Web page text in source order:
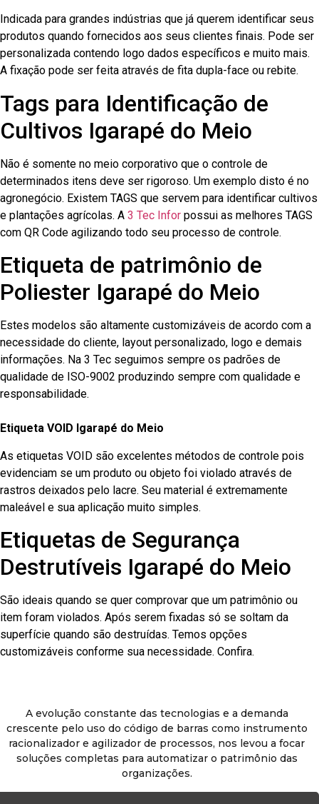
Indicada para grandes indústrias que já querem identificar seus
produtos quando fornecidos aos seus clientes finais. Pode ser
personalizada contendo logo dados específicos e muito mais.
A fixação pode ser feita através de fita dupla-face ou rebite.
Tags para Identificação de
Cultivos Igarapé do Meio
Não é somente no meio corporativo que o controle de
determinados itens deve ser rigoroso. Um exemplo disto é no
agronegócio. Existem TAGS que servem para identificar cultivos
e plantações agrícolas. A 3 Tec Infor possui as melhores TAGS
com QR Code agilizando todo seu processo de controle.
Etiqueta de patrimônio de
Poliester Igarapé do Meio
Estes modelos são altamente customizáveis de acordo com a
necessidade do cliente, layout personalizado, logo e demais
informações. Na 3 Tec seguimos sempre os padrões de
qualidade de ISO-9002 produzindo sempre com qualidade e
responsabilidade.
Etiqueta VOID Igarapé do Meio
As etiquetas VOID são excelentes métodos de controle pois
evidenciam se um produto ou objeto foi violado através de
rastros deixados pelo lacre. Seu material é extremamente
maleável e sua aplicação muito simples.
Etiquetas de Segurança
Destrutíveis Igarapé do Meio
São ideais quando se quer comprovar que um patrimônio ou
item foram violados. Após serem fixadas só se soltam da
superfície quando são destruídas. Temos opções
customizáveis conforme sua necessidade. Confira.
A evolução constante das tecnologias e a demanda
crescente pelo uso do código de barras como instrumento
racionalizador e agilizador de processos, nos levou a focar
soluções completas para automatizar o patrimônio das
organizações.